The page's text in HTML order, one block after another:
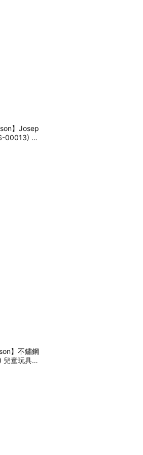
】Josep
00013) 兒
日禮物
】不鏽鋼
兒童玩具
禮物推薦